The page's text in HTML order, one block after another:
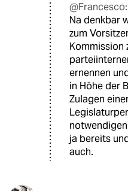
@Francesco:
Na denkbar
zum
Kommission
ernennen
in Höhe der
Zulagen
ja bereits
auch.